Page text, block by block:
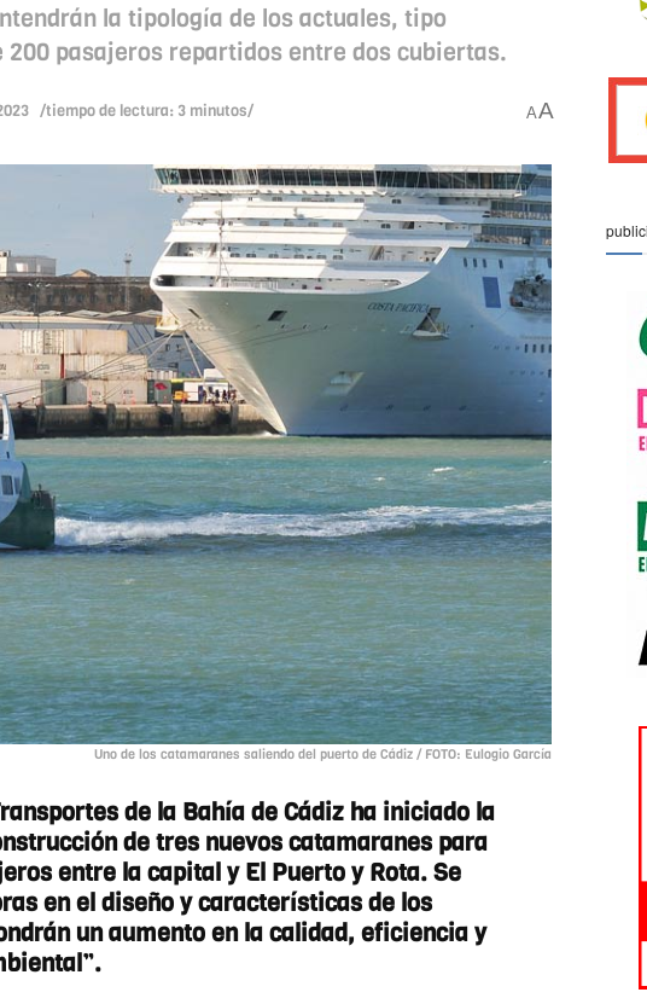
la tipología de los actuales, tipo
pasajeros repartidos entre dos cubiertas.
/tiempo de lectura: 3 minutos/ AA
Uno de los catamaranes saliendo del puerto de Cádiz / FOTO: Eulogio García
de la Bahía de Cádiz ha iniciado la
de tres nuevos catamaranes para
entre la capital y El Puerto y Rota. Se
en el diseño y características de los
un aumento en la calidad, eficiencia y